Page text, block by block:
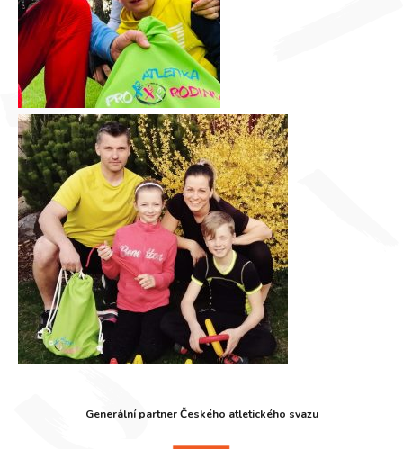
Generální partner Českého atletického svazu